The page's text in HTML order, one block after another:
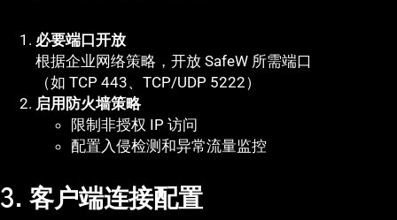
必要端口开放
根据企业网络策略，开放 SafeW 所需端口
（如 TCP 443、TCP/UDP 5222）
启用防火墙策略
限制非授权 IP 访问
配置入侵检测和异常流量监控
3. 客户端连接配置